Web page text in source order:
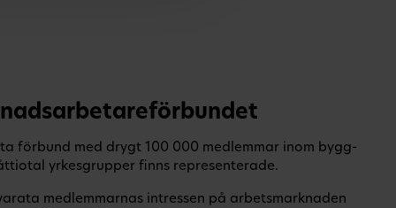
förbund med drygt 100 000 medlemmar inom bygg-
yrkesgrupper finns representerade.
medlemmarnas intressen på arbetsmarknaden